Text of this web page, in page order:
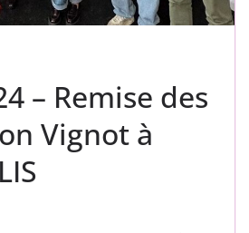
– Remise des
Vignot à